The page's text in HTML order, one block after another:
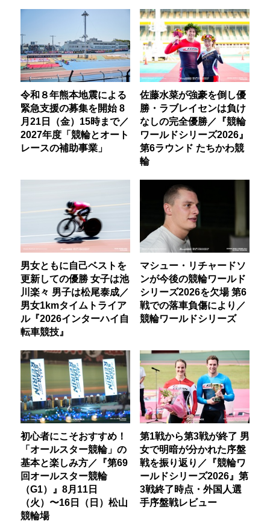
令和８年熊本地震による
緊急支援の募集を開始 8
月21日（金）15時まで／
2027年度「競輪とオート
レースの補助事業」
佐藤水菜が強豪を倒し優
勝・ラブレイセンは負け
なしの完全優勝／『競輪
ワールドシリーズ2026』
第6ラウンド たちかわ競
輪
男女ともに自己ベストを
更新しての優勝 女子は池
川楽々 男子は松尾泰成／
男女1kmタイムトライア
ル『2026インターハイ自
転車競技』
マシュー・リチャードソ
ンが今後の競輪ワールド
シリーズ2026を欠場 第6
戦での落車負傷により／
競輪ワールドシリーズ
初心者にこそおすすめ！
「オールスター競輪」の
基本と楽しみ方／『第69
回オールスター競輪
（G1）』8月11日
（火）〜16日（日）松山
競輪場
第1戦から第3戦が終了 男
女で明暗が分かれた序盤
戦を振り返り／『競輪ワ
ールドシリーズ2026』第
3戦終了時点・外国人選
手序盤戦レビュー